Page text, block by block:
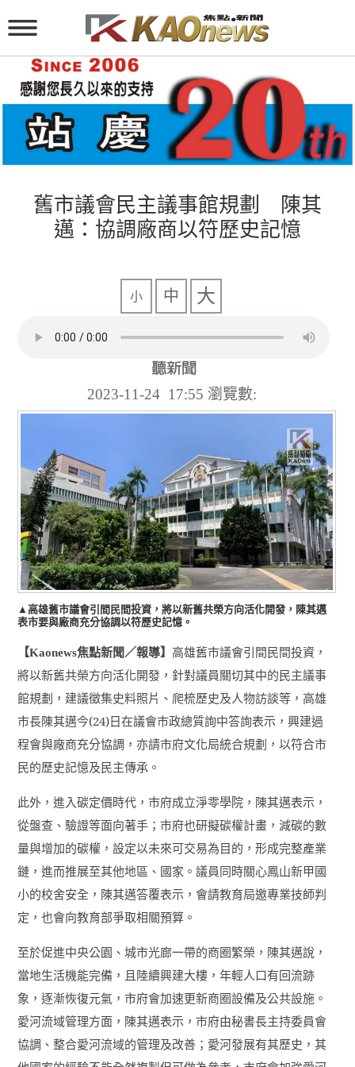
舊市議會民主議事館規劃 陳其
邁：協調廠商以符歷史記憶
小 中 大
2023-11-24 17:55 瀏覽數:
▲高雄舊市議會引間民間投資，將以新舊共榮方向活化開發，陳其邁
表市要與廠商充分協調以符歷史記憶。
【Kaonews焦點新聞／報導】 高雄舊市議會引間民間投資，
將以新舊共榮方向活化開發，針對議員關切其中的民主議事
館規劃，建議徵集史料照片、爬梳歷史及人物訪談等，高雄
市長陳其邁今(24)日在議會市政總質詢中答詢表示，興建過
程會與廠商充分協調，亦請市府文化局統合規劃，以符合市
民的歷史記憶及民主傳承。
此外，進入碳定價時代，市府成立淨零學院，陳其邁表示，
從盤查、驗證等面向著手；市府也研擬碳權計畫，減碳的數
量與增加的碳權，設定以未來可交易為目的，形成完整產業
鏈，進而推展至其他地區、國家。議員同時關心鳳山新甲國
小的校舍安全，陳其邁答覆表示，會請教育局邀專業技師判
定，也會向教育部爭取相關預算。
至於促進中央公園、城市光廊一帶的商圈繁榮，陳其邁說，
當地生活機能完備，且陸續興建大樓，年輕人口有回流跡
象，逐漸恢復元氣，市府會加速更新商圈設備及公共設施。
愛河流域管理方面，陳其邁表示，市府由秘書長主持委員會
協調、整合愛河流域的管理及改善；愛河發展有其歷史，其